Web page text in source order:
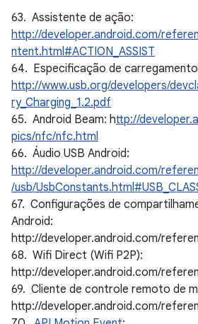
63. Assistente de ação:
http://developer.android.com/
ntent.html#ACTION_ASSIST
64. Especificação de carregamento
http://www.usb.org/developers/
ry_Charging_1.2.pdf
65. Android Beam: http://
pics/nfc/nfc.html
66. Áudio USB Android:
http://developer.android.com/
/usb/
67. Configurações de
Android:
http://developer.android.com/
68. Wifi Direct (Wifi P2P):
http://developer.android.com/
69. Cliente de controle remoto de
http://developer.android.com/